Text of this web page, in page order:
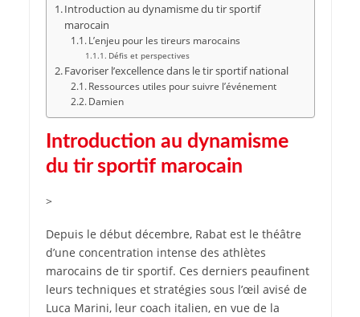
Introduction au dynamisme du tir sportif
marocain
L’enjeu pour les tireurs marocains
Défis et perspectives
Favoriser l’excellence dans le tir sportif national
Ressources utiles pour suivre l’événement
Damien
Introduction au dynamisme
du tir sportif marocain
>
Depuis le début décembre, Rabat est le théâtre
d’une concentration intense des athlètes
marocains de tir sportif. Ces derniers peaufinent
leurs techniques et stratégies sous l’œil avisé de
Luca Marini, leur coach italien, en vue de la